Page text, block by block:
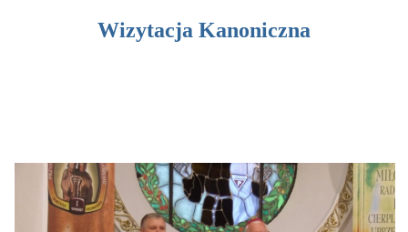
Wizytacja Kanoniczna